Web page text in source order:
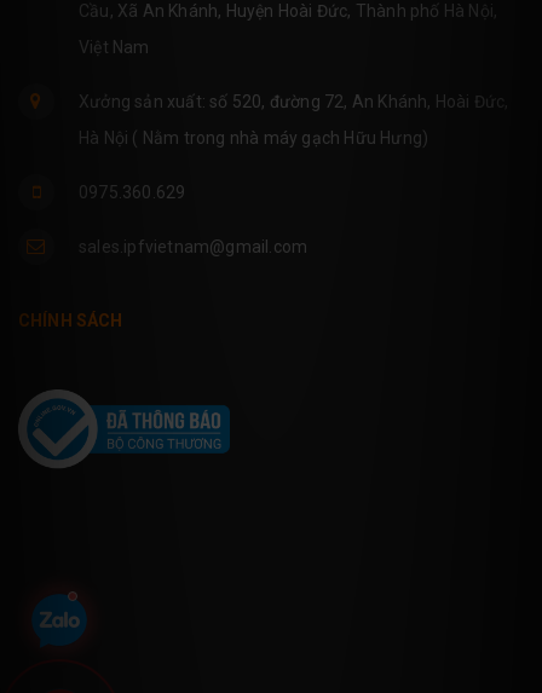
Cầu, Xã An Khánh, Huyện Hoài Đức, Thành phố Hà Nội,
Việt Nam
Xưởng sản xuất: số 520, đường 72, An Khánh, Hoài Đức,
Hà Nội ( Nằm trong nhà máy gạch Hữu Hưng)
0975.360.629
sales.ipfvietnam@gmail.com
CHÍNH SÁCH